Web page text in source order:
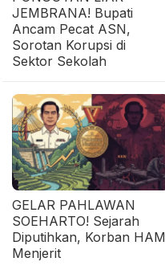
JEMBRANA! Bupati
Ancam Pecat ASN,
Sorotan Korupsi di
Sektor Sekolah
GELAR PAHLAWAN
SOEHARTO! Sejarah
Diputihkan, Korban HAM
Menjerit